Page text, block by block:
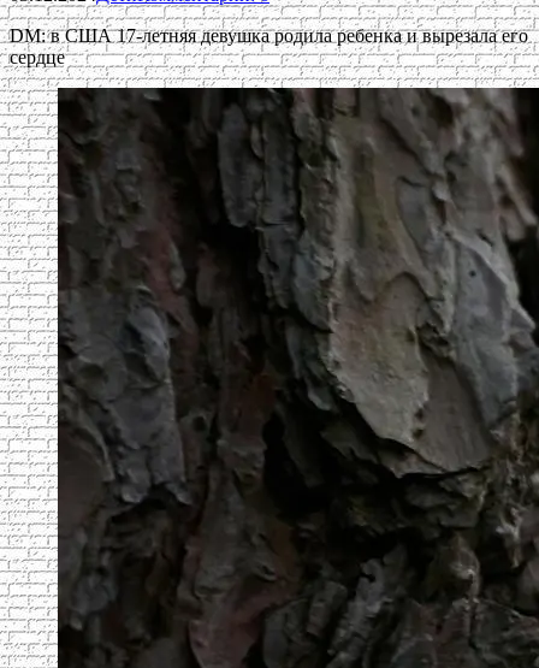
DM: в США 17-летняя девушка родила ребенка и вырезала его
сердце